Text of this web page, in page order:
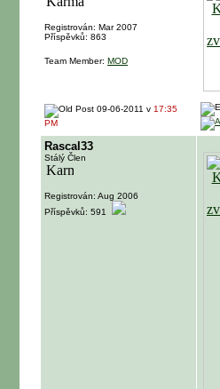
Registrován: Mar 2007
Příspěvků: 863
Team Member: MOD
09-06-2011 v 17:35
PM
Rascal33
Stálý Člen
Registrován: Aug 2006
Příspěvků: 591